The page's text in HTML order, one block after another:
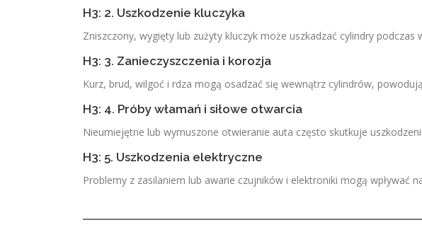
H3: 2. Uszkodzenie kluczyka
Zniszczony, wygięty lub zużyty kluczyk może uszkadzać cylindry podczas
H3: 3. Zanieczyszczenia i korozja
Kurz, brud, wilgoć i rdza mogą osadzać się wewnątrz cylindrów,
H3: 4. Próby włamań i siłowe otwarcia
Nieumiejętne lub wymuszone otwieranie auta często skutkuje
H3: 5. Uszkodzenia elektryczne
Problemy z zasilaniem lub awarie czujników i elektroniki mogą wpływać